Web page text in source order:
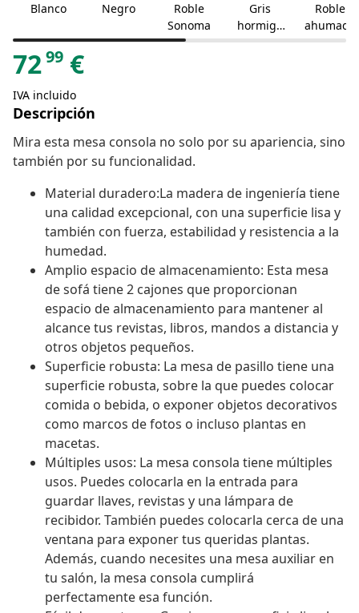
Blanco Negro
Roble
Sonoma
Gris
hormigó
n
Roble
ahumado
7299 €
IVA incluido
Descripción
Mira esta mesa consola no solo por su apariencia, sino
también por su funcionalidad.
Material duradero:La madera de ingeniería tiene
una calidad excepcional, con una superficie lisa y
también con fuerza, estabilidad y resistencia a la
humedad.
Amplio espacio de almacenamiento: Esta mesa
de sofá tiene 2 cajones que proporcionan
espacio de almacenamiento para mantener al
alcance tus revistas, libros, mandos a distancia y
otros objetos pequeños.
Superficie robusta: La mesa de pasillo tiene una
superficie robusta, sobre la que puedes colocar
comida o bebida, o exponer objetos decorativos
como marcos de fotos o incluso plantas en
macetas.
Múltiples usos: La mesa consola tiene múltiples
usos. Puedes colocarla en la entrada para
guardar llaves, revistas y una lámpara de
recibidor. También puedes colocarla cerca de una
ventana para exponer tus queridas plantas.
Además, cuando necesites una mesa auxiliar en
tu salón, la mesa consola cumplirá
perfectamente esa función.